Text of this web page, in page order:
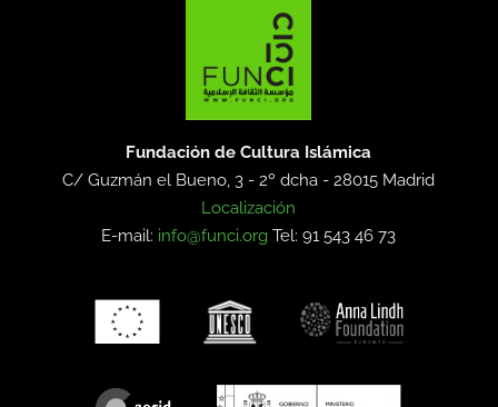
Fundación de Cultura Islámica
C/ Guzmán el Bueno, 3 - 2º dcha -28015 Madrid
Localización
E-mail: info@funci.org Tel: 91 543 46 73